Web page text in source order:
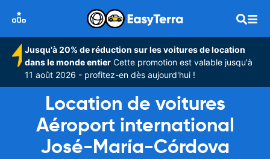
Jusqu'à 20% de réduction sur les voitures de location
dans le monde entier Cette promotion est valable jusqu'à
11 août 2026 - profitez-en dès aujourd'hui !
Location de voitures
Aéroport international
José-María-Córdova